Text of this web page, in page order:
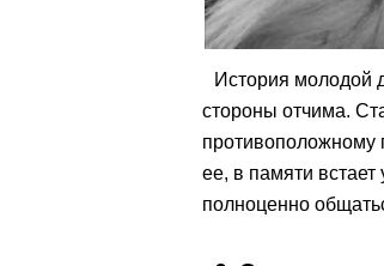
История молодой
стороны отчима.
противоположному
ее, в памяти
полноценно